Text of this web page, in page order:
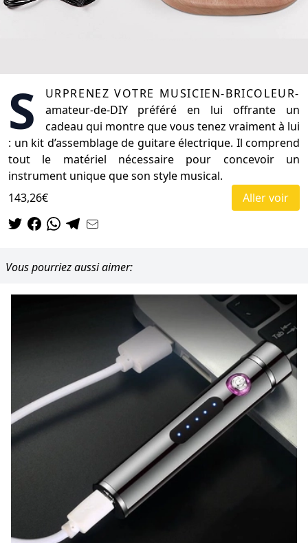
S
urprenez votre musicien-bricoleur-
amateur-de-DIY préféré en lui offrante un
cadeau qui montre que vous tenez vraiment à lui
: un kit d’assemblage de guitare électrique. Il comprend
tout le matériel nécessaire pour concevoir un
instrument unique que son style musical.
143,26€
Aller voir
Vous pourriez aussi aimer: